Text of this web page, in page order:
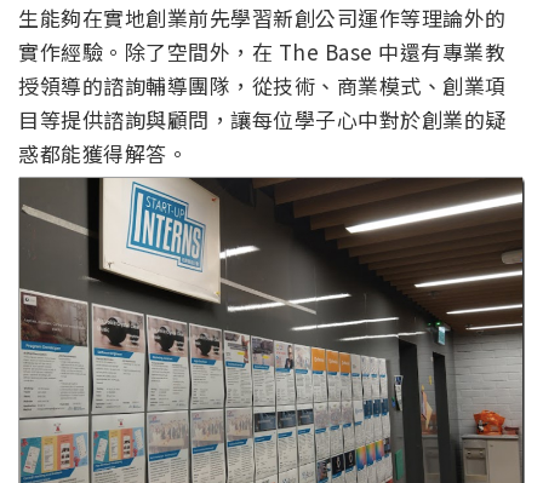
生能夠在實地創業前先學習新創公司運作等理論外的
實作經驗。除了空間外，在 The Base 中還有專業教
授領導的諮詢輔導團隊，從技術、商業模式、創業項
目等提供諮詢與顧問，讓每位學子心中對於創業的疑
惑都能獲得解答。